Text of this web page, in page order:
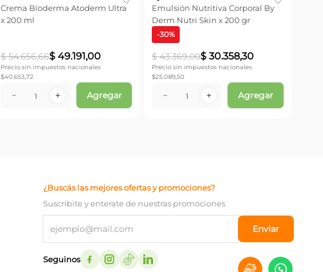
Crema Bioderma Atoderm Ultra
x 200 ml
$ 54.656,66$ 49.191,00
Precio sin impuestos nacionales
$40.653,72
＋
－ Agregar
Emulsión Nutritiva Corporal By
Derm Nutri Skin x 200 gr
-30%
$ 43.369,00$ 30.358,30
Precio sin impuestos nacionales
$25.089,50
＋
－ Agregar
¿Buscás las mejores ofertas y promociones?
Suscribite y enterate de nuestras promociones
Enviar
Seguinos